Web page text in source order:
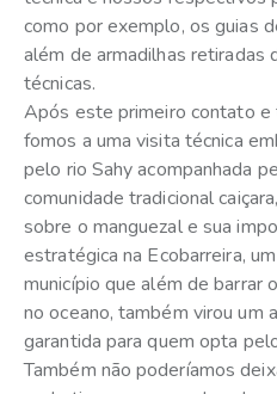
como por exemplo, os guias
além de armadilhas retiradas
técnicas.
Após este primeiro contato e
fomos a uma visita técnica
pelo rio Sahy acompanhada
comunidade tradicional
sobre o manguezal e sua
estratégica na Ecobarreira,
município que além de barrar
no oceano, também virou um
garantida para quem opta
Também não poderíamos